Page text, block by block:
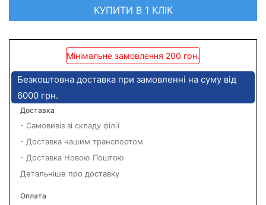
КУПИТИ В 1 КЛІК
Мінімальне замовлення 200 грн.
Безкоштовна доставка при замовленні на суму від
6000 грн.
Доставка
- Самовивіз зі складу філії
- Доставка нашим транспортом
- Доставка Новою Поштою
Детальніше про доставку
Оплата